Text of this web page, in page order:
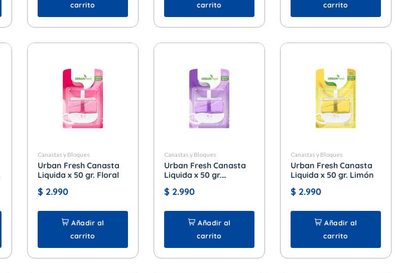
carrito
carrito
carrito
Canastas y Bloques
Urban Fresh Canasta
Liquida x 50 gr. Floral
$ 2.990
Añadir al
carrito
Canastas y Bloques
Urban Fresh Canasta
Liquida x 50 gr.
$ 2.990
Añadir al
carrito
Canastas y Bloques
Urban Fresh Canasta
Liquida x 50 gr. Limón
$ 2.990
Añadir al
carrito